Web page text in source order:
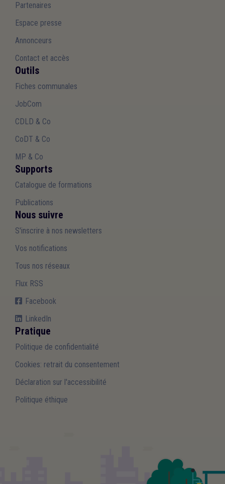
Partenaires
Espace presse
Annonceurs
Contact et accès
Outils
Fiches communales
JobCom
CDLD & Co
CoDT & Co
MP & Co
Supports
Catalogue de formations
Publications
Nous suivre
S'inscrire à nos newsletters
Vos notifications
Tous nos réseaux
Flux RSS
Facebook
LinkedIn
Pratique
Politique de confidentialité
Cookies: retrait du consentement
Déclaration sur l'accessibilité
Politique éthique